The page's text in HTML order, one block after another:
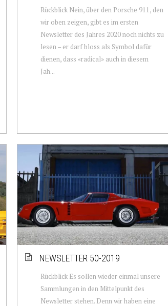
Rückblick Nein, über den Porsche 911, den
wir oben zeigen, gibt es im ersten
Newsletter des Jahres 2020 noch nichts zu
lesen – er darf bloss als Symbol dafür
dienen, dass «radical» auch in diesem
Jah...
NEWSLETTER 50-2019
Rückblick Es sollen wieder einmal unsere
Sammlungen in den Mittelpunkt des
Newsletter stehen. Denn wir haben eine